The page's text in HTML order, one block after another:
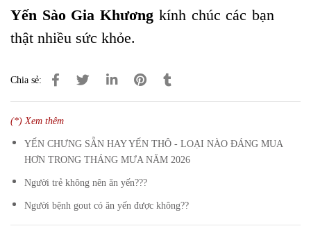
Yến Sào Gia Khương kính chúc các bạn
thật nhiều sức khỏe.
Chia sẻ:
(*) Xem thêm
YẾN CHƯNG SẴN HAY YẾN THÔ - LOẠI NÀO ĐÁNG MUA
HƠN TRONG THÁNG MƯA NĂM 2026
Người trẻ không nên ăn yến???
Người bệnh gout có ăn yến được không??